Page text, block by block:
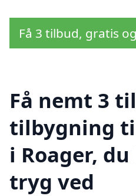
Få 3 tilbud, gratis
Få nemt 3
tilbygning
i Roager,
tryg ved